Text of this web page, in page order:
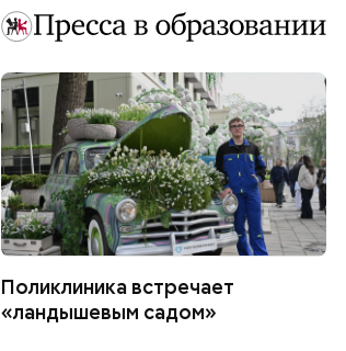
Поликлиника встречает
«ландышевым садом»